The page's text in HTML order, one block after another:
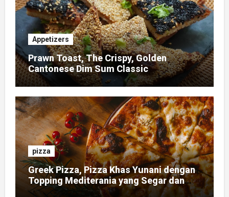
Appetizers
Prawn Toast, The Crispy, Golden
Cantonese Dim Sum Classic
pizza
Greek Pizza, Pizza Khas Yunani dengan
Topping Mediterania yang Segar dan
Gurih